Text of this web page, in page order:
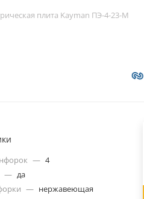
плита Kayman ПЭ-4-23-М
— 4
— да
— нержавеющая